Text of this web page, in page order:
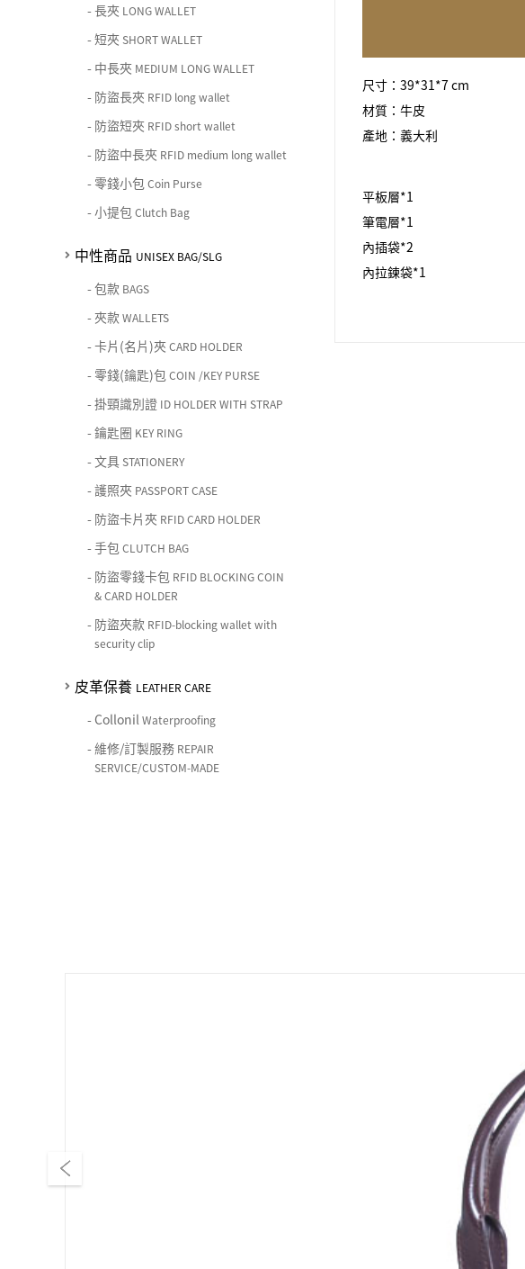
-長夾 LONG WALLET
-短夾SHORT WALLET
- 中長夾 MEDIUM LONG WALLET
- 防盜長夾 RFID long wallet
- 防盜短夾 RFID short wallet
- 防盜中長夾 RFID medium long wallet
- 零錢小包Coin Purse
-小提包Clutch Bag
中性商品 UNISEX BAG/SLG
-包款 BAGS
-夾款WALLETS
-卡片(名片)夾CARD HOLDER
- 零錢(鑰匙)包COIN /KEY PURSE
-掛頸識別證 ID HOLDER WITH STRAP
-鑰匙圈 KEY RING
-文具STATIONERY
-護照夾 PASSPORT CASE
- 防盜卡片夾 RFID CARD HOLDER
-手包CLUTCH BAG
- 防盜零錢卡包 RFID BLOCKING COIN
& CARD HOLDER
- 防盜夾款 RFID-blocking wallet with
security clip
皮革保養 LEATHER CARE
-CollonilWaterproofing
-維修/訂製服務 REPAIR
SERVICE/CUSTOM-MADE
尺寸：39*31*7 cm
材質：牛皮
產地：義大利
平板層*1
筆電層*1
內插袋*2
內拉鍊袋*1